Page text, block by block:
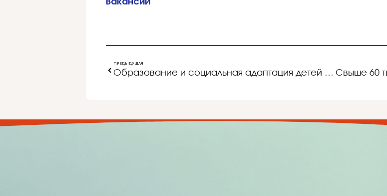
Вакансии
ПРЕДЫДУЩАЯ
Образование и социальная адаптация детей с ОВЗ